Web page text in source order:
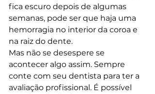
fica escuro depois de algumas
semanas, pode ser que haja uma
hemorragia no interior da coroa e
na raiz do dente.
Mas não se desespere se
acontecer algo assim. Sempre
conte com seu dentista para ter a
avaliação profissional. É possível